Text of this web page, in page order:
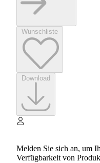
Melden Sie sich an, um
Verfügbarkeit von